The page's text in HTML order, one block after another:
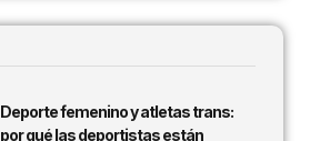
Deporte femenino y atletas trans:
por qué las deportistas están